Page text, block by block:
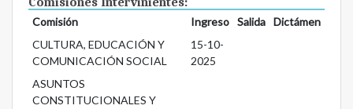
Comisión Ingreso Salida
Dictámen
CULTURA, EDUCACIÓN Y
COMUNICACIÓN SOCIAL
15-10-
2025
ASUNTOS
CONSTITUCIONALES Y